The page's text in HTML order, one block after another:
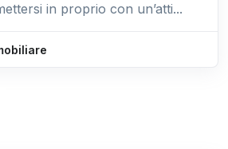
in proprio con un’atti...